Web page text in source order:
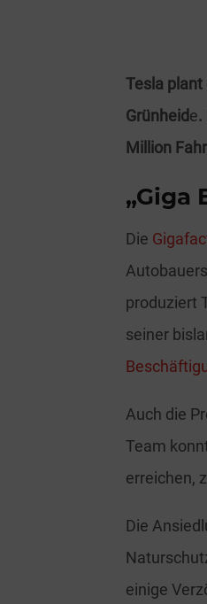
Tesla
Grünheide.
Million
„Giga
Die
produziert
seiner
Auch die
Team
erreichen,
Die
einige